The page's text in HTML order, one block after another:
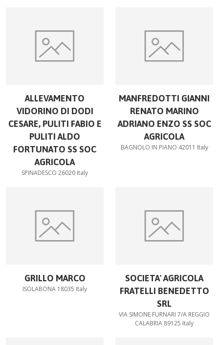
ALLEVAMENTO
VIDORINO DI DODI
CESARE, PULITI FABIO E
PULITI ALDO
FORTUNATO SS SOC
AGRICOLA
SPINADESCO 26020 Italy
MANFREDOTTI GIANNI
RENATO MARINO
ADRIANO ENZO SS SOC
AGRICOLA
BAGNOLO IN PIANO 42011 Italy
GRILLO MARCO
ISOLABONA 18035 Italy
SOCIETA' AGRICOLA
FRATELLI BENEDETTO
SRL
VIA SIMONE FURNARI 7/A REGGIO
CALABRIA 89125 Italy